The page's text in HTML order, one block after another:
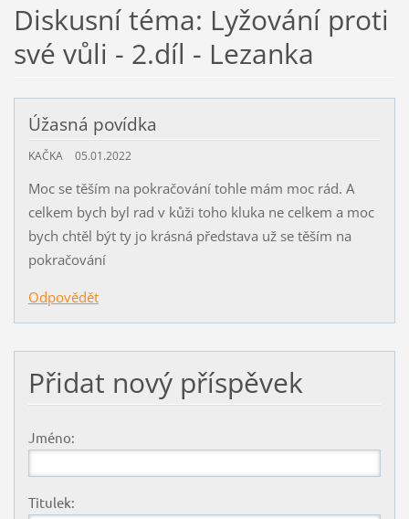
Diskusní téma: Lyžování proti
své vůli - 2.díl - Lezanka
Úžasná povídka
KAČKA 05.01.2022
Moc se těším na pokračování tohle mám moc rád. A
celkem bych byl rad v kůži toho kluka ne celkem a moc
bych chtěl být ty jo krásná představa už se těším na
pokračování
Odpovědět
Přidat nový příspěvek
Jméno:
Titulek: